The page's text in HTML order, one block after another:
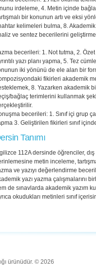
irdeleme, 4. Metin içinde
bir konunun artı ve eksi
kelimeleri bulma, 8.
ve sentez becerilerini
becerileri: 1. Not tutma, 2.
yazı planı yapma, 5. Tez
iki yönünü de ele alan bir
fikirleri akademik
8. Yazarken akademik
bağlaç terimlerini kullanmak
becerileri: 1. Sınıf içi grup
3. Geliştirilen fikirleri sınıf
Tanımı
112A dersinde öğrenciler,
metin inceleme,
ve yazıyı değerlendirme
yazı yazma çalışmalarını
de sınavlarda akademik yazım
okudukları metinleri sınıf
ürünüdür. © 2026